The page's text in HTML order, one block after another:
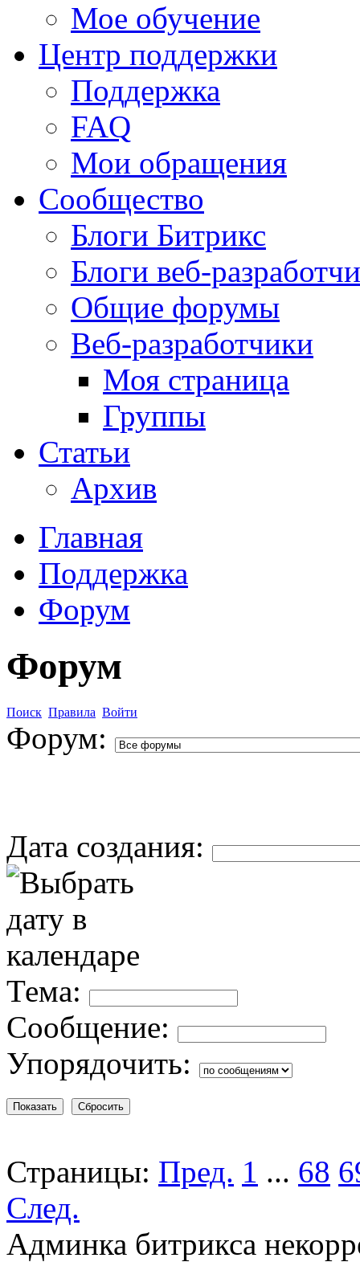
Мое обучение
Центр поддержки
Поддержка
FAQ
Мои обращения
Сообщество
Блоги Битрикс
Блоги веб-
Общие форумы
Веб-разработчики
Моя страница
Группы
Статьи
Архив
Главная
Поддержка
Форум
Форум
Поиск Правила Войти
Форум:
Дата создания:
Тема:
Сообщение:
Упорядочить:
Страницы: Пред. 1 ... 68
След.
Админка битрикса